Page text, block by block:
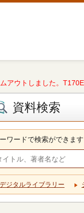
アウトしました。
資料検索
ワードで検索ができます
デジタルライブラリー